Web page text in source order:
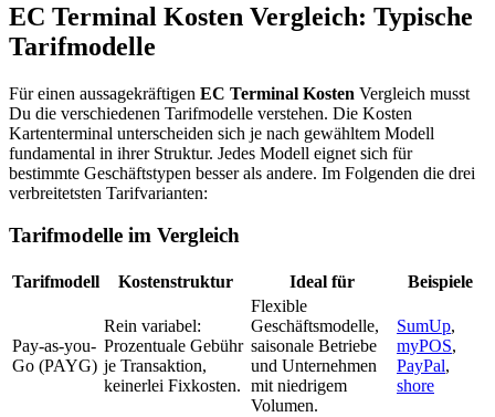
EC Terminal Kosten Vergleich: Typische
Tarifmodelle
Für einen aussagekräftigen EC Terminal Kosten Vergleich musst
Du die verschiedenen Tarifmodelle verstehen. Die Kosten
Kartenterminal unterscheiden sich je nach gewähltem Modell
fundamental in ihrer Struktur. Jedes Modell eignet sich für
bestimmte Geschäftstypen besser als andere. Im Folgenden die drei
verbreitetsten Tarifvarianten:
Tarifmodelle im Vergleich
Tarifmodell Kostenstruktur Ideal für Beispiele
Pay-as-you-
Go (PAYG)
Rein variabel:
Prozentuale Gebühr
je Transaktion,
keinerlei Fixkosten.
Flexible
Geschäftsmodelle,
saisonale Betriebe
und Unternehmen
mit niedrigem
Volumen.
SumUp,
myPOS,
PayPal,
shore